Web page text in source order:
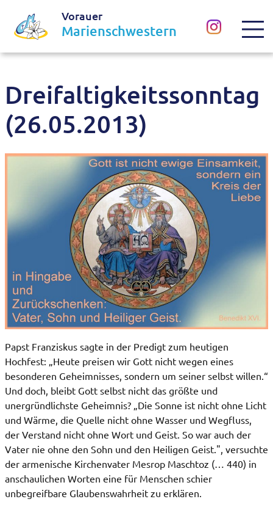
Vorauer
Marienschwestern
Dreifaltigkeitssonntag
(26.05.2013)
Papst Franziskus sagte in der Predigt zum heutigen
Hochfest: „Heute preisen wir Gott nicht wegen eines
besonderen Geheimnisses, sondern um seiner selbst willen.“
Und doch, bleibt Gott selbst nicht das größte und
unergründlichste Geheimnis? „Die Sonne ist nicht ohne Licht
und Wärme, die Quelle nicht ohne Wasser und Wegfluss,
der Verstand nicht ohne Wort und Geist. So war auch der
Vater nie ohne den Sohn und den Heiligen Geist.", versuchte
der armenische Kirchenvater Mesrop Maschtoz (… 440) in
anschaulichen Worten eine für Menschen schier
unbegreifbare Glaubenswahrheit zu erklären.